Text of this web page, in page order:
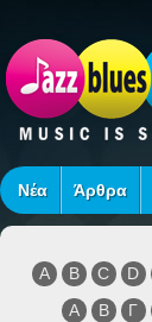
Νέα Άρθρα
A B C D
Α
Β Γ